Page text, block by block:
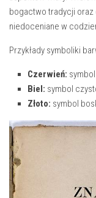
bogactwo tradycji oraz
niedoceniane w
Przykłady symboliki
Czerwień:
Biel: ⁤symbol⁢
Złoto: ⁢symbol